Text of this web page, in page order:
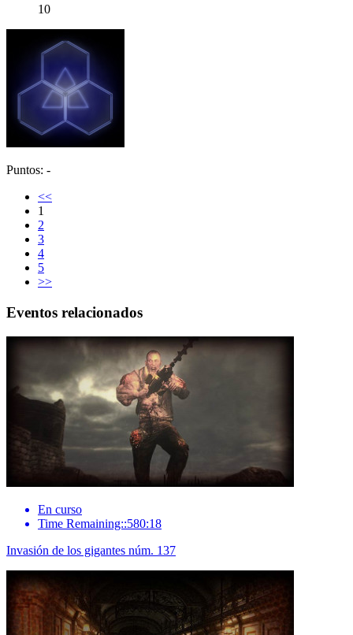
10
Puntos: -
<<
1
2
3
4
5
>>
Eventos relacionados
En curso
Time Remaining::580:18
Invasión de los gigantes núm. 137